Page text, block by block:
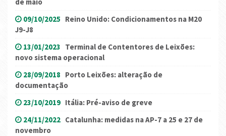
de maio
09/10/2025 Reino Unido: Condicionamentos na M20
J9-J8
13/01/2023 Terminal de Contentores de Leixões:
novo sistema operacional
28/09/2018 Porto Leixões: alteração de
documentação
23/10/2019 Itália: Pré-aviso de greve
24/11/2022 Catalunha: medidas na AP-7 a 25 e 27 de
novembro